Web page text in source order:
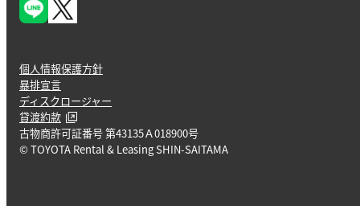
個人情報保護方針
暴排宣言
ディスクロージャー
貸渡約款
古物商許可証番号 第43135Ａ018900号
© TOYOTA Rental & Leasing SHIN-SAITAMA